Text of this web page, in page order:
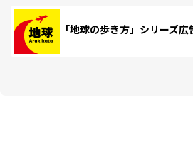
「地球の歩き方」シリーズ